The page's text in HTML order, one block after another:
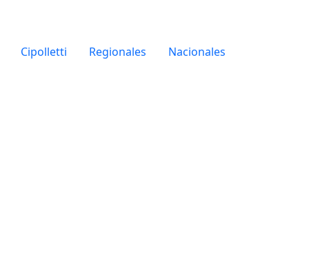
Cipolletti Regionales Nacionales